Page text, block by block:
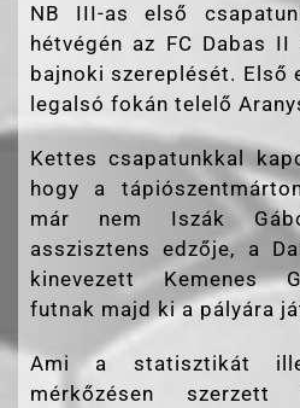
NB III-as első
hétvégén az FC Dabas
bajnoki szereplését. Első
legalsó fokán telelő
Kettes csapatunkkal
hogy a
már nem Iszák
asszisztens edzője, a
kinevezett Kemenes
futnak majd ki a pályára
Ami a statisztikát
mérkőzésen